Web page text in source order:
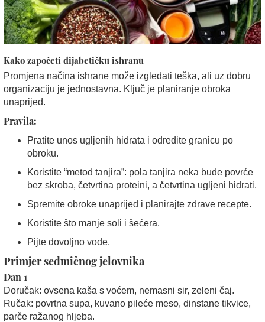
Kako započeti dijabetičku ishranu
Promjena načina ishrane može izgledati teška, ali uz dobru
organizaciju je jednostavna. Ključ je planiranje obroka
unaprijed.
Pravila:
Pratite unos ugljenih hidrata i odredite granicu po
obroku.
Koristite “metod tanjira”: pola tanjira neka bude povrće
bez skroba, četvrtina proteini, a četvrtina ugljeni hidrati.
Spremite obroke unaprijed i planirajte zdrave recepte.
Koristite što manje soli i šećera.
Pijte dovoljno vode.
Primjer sedmičnog jelovnika
Dan 1
Doručak: ovsena kaša s voćem, nemasni sir, zeleni čaj.
Ručak: povrtna supa, kuvano pileće meso, dinstane tikvice,
parče ražanog hljeba.